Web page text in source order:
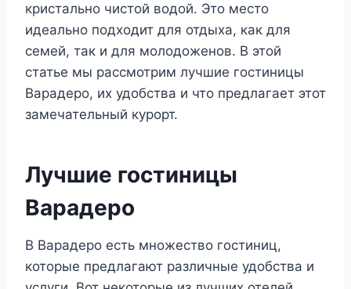
кристально чистой водой. Это место
идеально подходит для отдыха, как для
семей, так и для молодоженов. В этой
статье мы рассмотрим лучшие гостиницы
Варадеро, их удобства и что предлагает этот
замечательный курорт.
Лучшие гостиницы
Варадеро
В Варадеро есть множество гостиниц,
которые предлагают различные удобства и